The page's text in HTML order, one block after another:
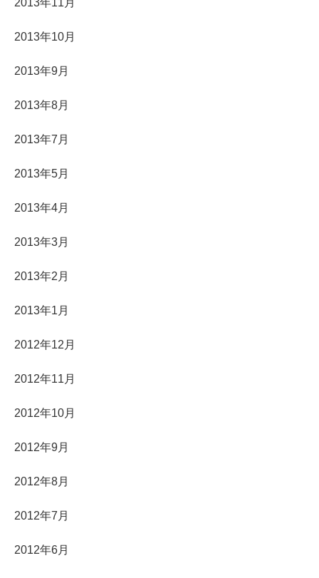
2013年11月
2013年10月
2013年9月
2013年8月
2013年7月
2013年5月
2013年4月
2013年3月
2013年2月
2013年1月
2012年12月
2012年11月
2012年10月
2012年9月
2012年8月
2012年7月
2012年6月